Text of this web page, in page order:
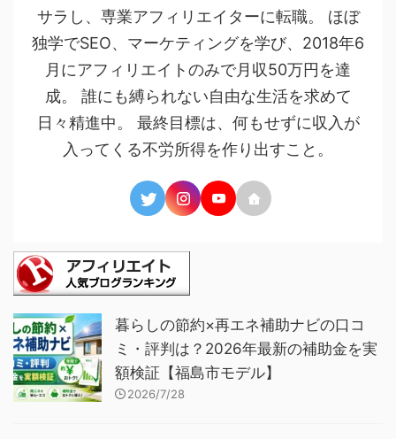
サラし、専業アフィリエイターに転職。 ほぼ
独学でSEO、マーケティングを学び、2018年6
月にアフィリエイトのみで月収50万円を達
成。 誰にも縛られない自由な生活を求めて
日々精進中。 最終目標は、何もせずに収入が
入ってくる不労所得を作り出すこと。
暮らしの節約×再エネ補助ナビの口コ
ミ・評判は？2026年最新の補助金を実
額検証【福島市モデル】
2026/7/28